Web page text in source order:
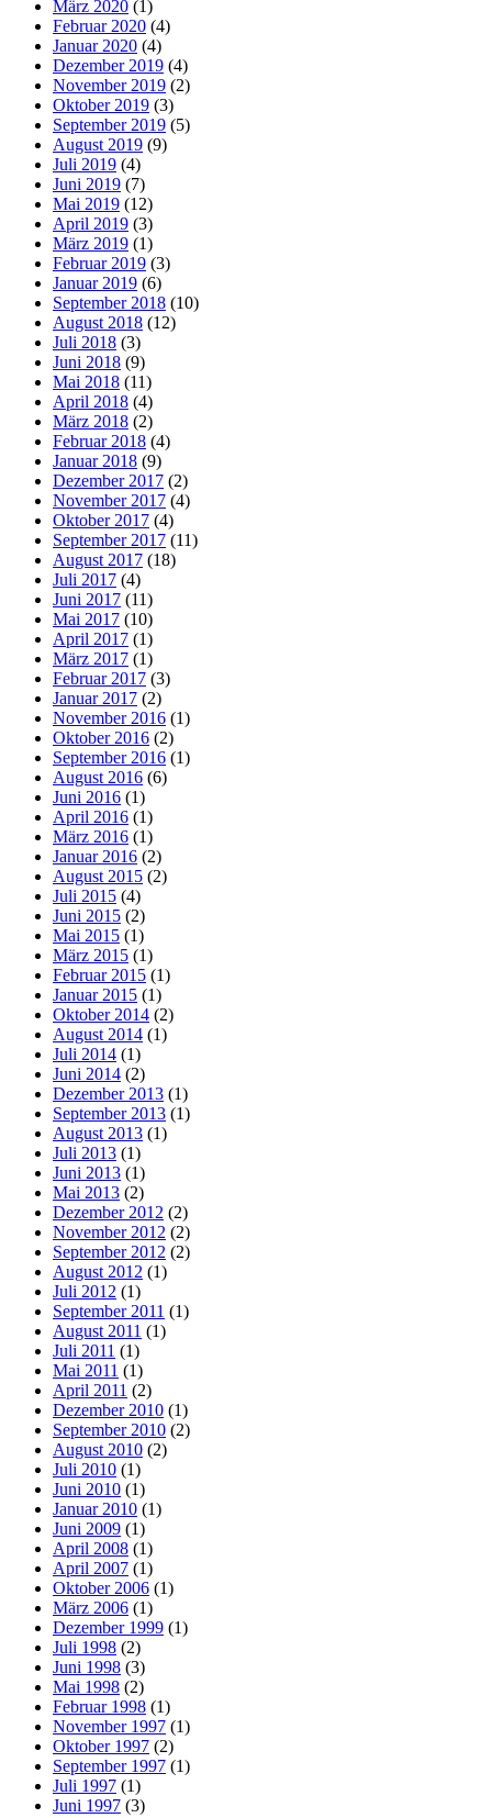
März 2020 (1)
Februar 2020 (4)
Januar 2020 (4)
Dezember 2019 (4)
November 2019 (2)
Oktober 2019 (3)
September 2019 (5)
August 2019 (9)
Juli 2019 (4)
Juni 2019 (7)
Mai 2019 (12)
April 2019 (3)
März 2019 (1)
Februar 2019 (3)
Januar 2019 (6)
September 2018 (10)
August 2018 (12)
Juli 2018 (3)
Juni 2018 (9)
Mai 2018 (11)
April 2018 (4)
März 2018 (2)
Februar 2018 (4)
Januar 2018 (9)
Dezember 2017 (2)
November 2017 (4)
Oktober 2017 (4)
September 2017 (11)
August 2017 (18)
Juli 2017 (4)
Juni 2017 (11)
Mai 2017 (10)
April 2017 (1)
März 2017 (1)
Februar 2017 (3)
Januar 2017 (2)
November 2016 (1)
Oktober 2016 (2)
September 2016 (1)
August 2016 (6)
Juni 2016 (1)
April 2016 (1)
März 2016 (1)
Januar 2016 (2)
August 2015 (2)
Juli 2015 (4)
Juni 2015 (2)
Mai 2015 (1)
März 2015 (1)
Februar 2015 (1)
Januar 2015 (1)
Oktober 2014 (2)
August 2014 (1)
Juli 2014 (1)
Juni 2014 (2)
Dezember 2013 (1)
September 2013 (1)
August 2013 (1)
Juli 2013 (1)
Juni 2013 (1)
Mai 2013 (2)
Dezember 2012 (2)
November 2012 (2)
September 2012 (2)
August 2012 (1)
Juli 2012 (1)
September 2011 (1)
August 2011 (1)
Juli 2011 (1)
Mai 2011 (1)
April 2011 (2)
Dezember 2010 (1)
September 2010 (2)
August 2010 (2)
Juli 2010 (1)
Juni 2010 (1)
Januar 2010 (1)
Juni 2009 (1)
April 2008 (1)
April 2007 (1)
Oktober 2006 (1)
März 2006 (1)
Dezember 1999 (1)
Juli 1998 (2)
Juni 1998 (3)
Mai 1998 (2)
Februar 1998 (1)
November 1997 (1)
Oktober 1997 (2)
September 1997 (1)
Juli 1997 (1)
Juni 1997 (3)